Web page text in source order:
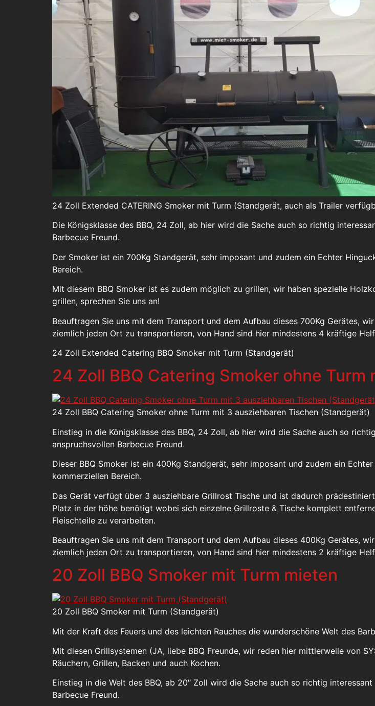
24 Zoll Extended CATERING Smoker mit Turm (Standgerät, auch als Trailer
Die Königsklasse des BBQ, 24 Zoll, ab hier wird die Sache auch so richtig
Barbecue Freund.
Der Smoker ist ein 700Kg Standgerät, sehr imposant und zudem ein Echter
Bereich.
Mit diesem BBQ Smoker ist es zudem möglich zu grillen, wir haben spezielle
grillen, sprechen Sie uns an!
Beauftragen Sie uns mit dem Transport und dem Aufbau dieses 700Kg Gerätes,
ziemlich jeden Ort zu transportieren, von Hand sind hier mindestens 4 kräftige
24 Zoll Extended Catering BBQ Smoker mit Turm (Standgerät)
24 Zoll BBQ Catering Smoker ohne Turm
24 Zoll BBQ Catering Smoker ohne Turm mit 3 ausziehbaren Tischen (Standgerät)
Einstieg in die Königsklasse des BBQ, 24 Zoll, ab hier wird die Sache auch so
anspruchsvollen Barbecue Freund.
Dieser BBQ Smoker ist ein 400Kg Standgerät, sehr imposant und zudem ein
kommerziellen Bereich.
Das Gerät verfügt über 3 ausziehbare Grillrost Tische und ist dadurch
Platz in der höhe benötigt wobei sich einzelne Grillroste & Tische komplett
Fleischteile zu verarbeiten.
Beauftragen Sie uns mit dem Transport und dem Aufbau dieses 400Kg Gerätes,
ziemlich jeden Ort zu transportieren, von Hand sind hier mindestens 2 kräftige
20 Zoll BBQ Smoker mit Turm mieten
20 Zoll BBQ Smoker mit Turm (Standgerät)
Mit der Kraft des Feuers und des leichten Rauches die wunderschöne Welt des
Mit diesen Grillsystemen (JA, liebe BBQ Freunde, wir reden hier mittlerweile von
Räuchern, Grillen, Backen und auch Kochen.
Einstieg in die Welt des BBQ, ab 20″ Zoll wird die Sache auch so richtig
Barbecue Freund.